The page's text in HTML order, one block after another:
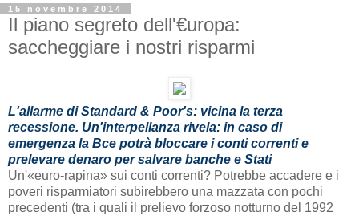
15 novembre 2014
Il piano segreto dell'€uropa:
saccheggiare i nostri risparmi
L'allarme di Standard & Poor's: vicina la terza
recessione. Un'interpellanza rivela: in caso di
emergenza la Bce potrà bloccare i conti correnti e
prelevare denaro per salvare banche e Stati
Un'«euro-rapina» sui conti correnti? Potrebbe accadere e i
poveri risparmiatori subirebbero una mazzata con pochi
precedenti (tra i quali il prelievo forzoso notturno del 1992